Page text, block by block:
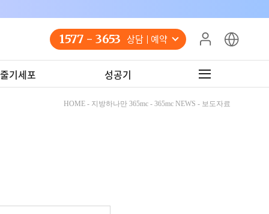
1577 - 3653 상담 예약
기세포 성공기
HOME - 지방하나만 365mc - 365mc NEWS - 보도자료